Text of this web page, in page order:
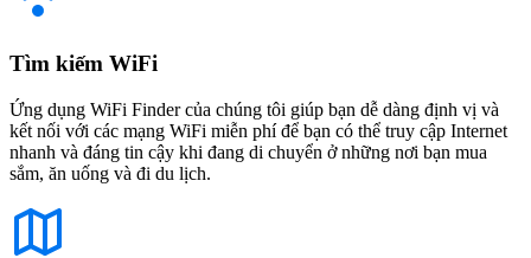
Tìm kiếm WiFi
Ứng dụng WiFi Finder của chúng tôi giúp bạn dễ dàng định vị và
kết nối với các mạng WiFi miễn phí để bạn có thể truy cập Internet
nhanh và đáng tin cậy khi đang di chuyển ở những nơi bạn mua
sắm, ăn uống và đi du lịch.